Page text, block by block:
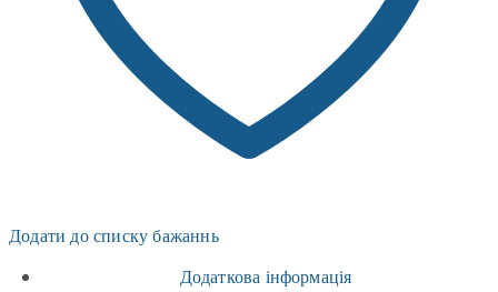
Додати до списку бажаннь
Додаткова інформація